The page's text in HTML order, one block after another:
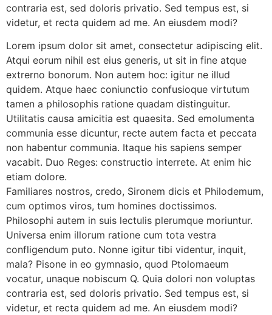
contraria est, sed doloris privatio. Sed tempus est, si
videtur, et recta quidem ad me. An eiusdem modi?
Lorem ipsum dolor sit amet, consectetur adipiscing elit.
Atqui eorum nihil est eius generis, ut sit in fine atque
extrerno bonorum. Non autem hoc: igitur ne illud
quidem. Atque haec coniunctio confusioque virtutum
tamen a philosophis ratione quadam distinguitur.
Utilitatis causa amicitia est quaesita. Sed emolumenta
communia esse dicuntur, recte autem facta et peccata
non habentur communia. Itaque his sapiens semper
vacabit. Duo Reges: constructio interrete. At enim hic
etiam dolore.
Familiares nostros, credo, Sironem dicis et Philodemum,
cum optimos viros, tum homines doctissimos.
Philosophi autem in suis lectulis plerumque moriuntur.
Universa enim illorum ratione cum tota vestra
confligendum puto. Nonne igitur tibi videntur, inquit,
mala? Pisone in eo gymnasio, quod Ptolomaeum
vocatur, unaque nobiscum Q. Quia dolori non voluptas
contraria est, sed doloris privatio. Sed tempus est, si
videtur, et recta quidem ad me. An eiusdem modi?